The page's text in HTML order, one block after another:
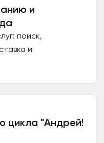
и
поиск,
и
цикла "Андрей!